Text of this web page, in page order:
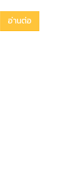
อ่านต่อ